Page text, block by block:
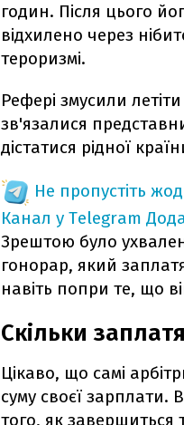
годин. Після цього
відхилено через
тероризмі.
Рефері змусили
зв'язалися
дістатися рідної
Не пропустіть
Канал у Telegram
Зрештою було
гонорар, який
навіть попри те, що
Скільки
Цікаво, що самі
суму своєї зарплати.
того, як завершиться